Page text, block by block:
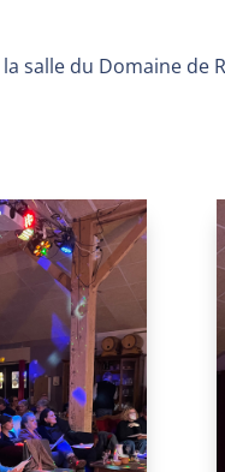
la salle du Domaine de